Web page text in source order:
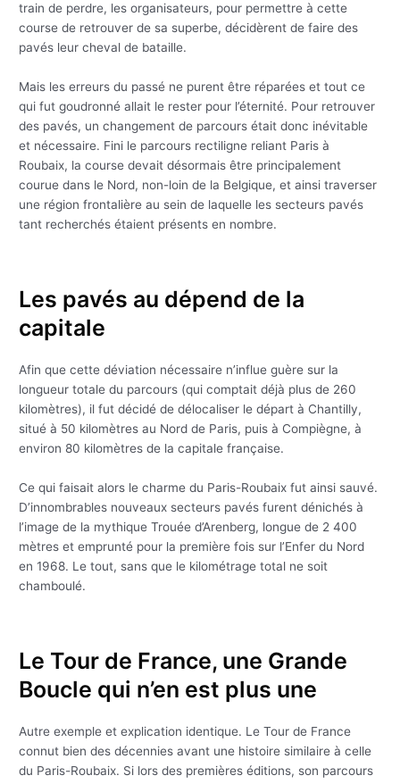
train de perdre, les organisateurs, pour permettre à cette
course de retrouver de sa superbe, décidèrent de faire des
pavés leur cheval de bataille.
Mais les erreurs du passé ne purent être réparées et tout ce
qui fut goudronné allait le rester pour l’éternité. Pour retrouver
des pavés, un changement de parcours était donc inévitable
et nécessaire. Fini le parcours rectiligne reliant Paris à
Roubaix, la course devait désormais être principalement
courue dans le Nord, non-loin de la Belgique, et ainsi traverser
une région frontalière au sein de laquelle les secteurs pavés
tant recherchés étaient présents en nombre.
Les pavés au dépend de la
capitale
Afin que cette déviation nécessaire n’influe guère sur la
longueur totale du parcours (qui comptait déjà plus de 260
kilomètres), il fut décidé de délocaliser le départ à Chantilly,
situé à 50 kilomètres au Nord de Paris, puis à Compiègne, à
environ 80 kilomètres de la capitale française.
Ce qui faisait alors le charme du Paris-Roubaix fut ainsi sauvé.
D’innombrables nouveaux secteurs pavés furent dénichés à
l’image de la mythique Trouée d’Arenberg, longue de 2 400
mètres et emprunté pour la première fois sur l’Enfer du Nord
en 1968. Le tout, sans que le kilométrage total ne soit
chamboulé.
Le Tour de France, une Grande
Boucle qui n’en est plus une
Autre exemple et explication identique. Le Tour de France
connut bien des décennies avant une histoire similaire à celle
du Paris-Roubaix. Si lors des premières éditions, son parcours